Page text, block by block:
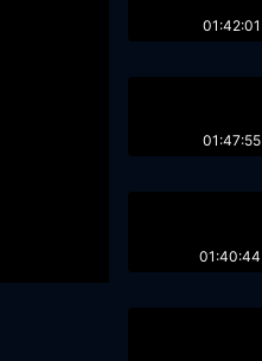
01:42:01
01:47:55
01:40:44